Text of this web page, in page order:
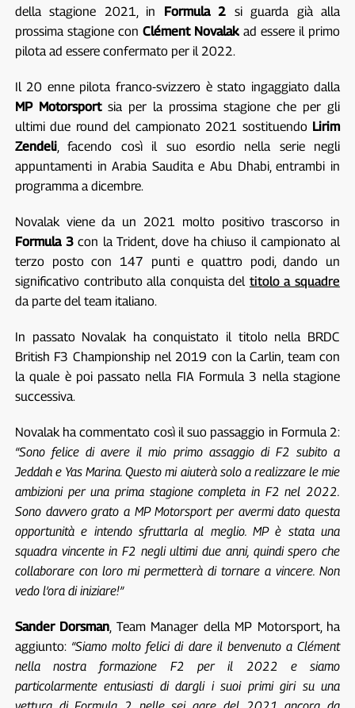
della stagione 2021, in Formula 2 si guarda già alla
prossima stagione conClément Novalakad essere il primo
pilota ad essere confermato per il 2022.
Il 20 enne pilota franco-svizzero è stato ingaggiato dalla
MP Motorsportsia per la prossima stagione che per gli
ultimi due round del campionato 2021 sostituendo Lirim
Zendeli, facendo così il suo esordio nella serie negli
appuntamenti in Arabia Saudita e Abu Dhabi, entrambi in
programma a dicembre.
Novalak viene da un 2021 molto positivo trascorso in
Formula 3con la Trident, dove ha chiuso il campionato al
terzo posto con 147 punti e quattro podi, dando un
significativo contributo alla conquista del titolo a squadre
da parte del team italiano.
In passato Novalak ha conquistato il titolo nella BRDC
British F3 Championship nel 2019 con la Carlin, team con
la quale è poi passato nella FIA Formula 3 nella stagione
successiva.
Novalak ha commentato così il suo passaggio in Formula 2:
“Sono felice di avere il mio primo assaggio di F2 subito a
Jeddah e Yas Marina. Questo mi aiuterà solo a realizzare le mie
ambizioni per una prima stagione completa in F2 nel 2022.
Sono davvero grato a MP Motorsport per avermi dato questa
opportunità e intendo sfruttarla al meglio. MP è stata una
squadra vincente in F2 negli ultimi due anni, quindi spero che
collaborare con loro mi permetterà di tornare a vincere. Non
vedo l’ora di iniziare!”
Sander Dorsman, Team Manager della MP Motorsport, ha
aggiunto: “Siamo molto felici di dare il benvenuto a Clément
nella nostra formazione F2 per il 2022 e siamo
particolarmente entusiasti di dargli i suoi primi giri su una